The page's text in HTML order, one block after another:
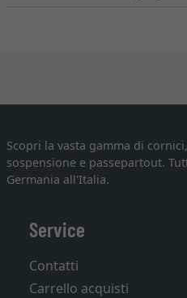
Scopri la vasta gamma di
sospensione e passepartout.
Germania all'Italia.
Service
Contatti
Carrello acquisti